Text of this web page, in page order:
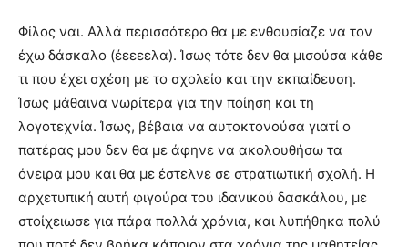
Φίλος ναι. Αλλά περισσότερο θα με ενθουσίαζε να τον
έχω δάσκαλο (έεεεελα). Ίσως τότε δεν θα μισούσα κάθε
τι που έχει σχέση με το σχολείο και την εκπαίδευση.
Ίσως μάθαινα νωρίτερα για την ποίηση και τη
λογοτεχνία. Ίσως, βέβαια να αυτοκτονούσα γιατί ο
πατέρας μου δεν θα με άφηνε να ακολουθήσω τα
όνειρα μου και θα με έστελνε σε στρατιωτική σχολή. Η
αρχετυπική αυτή φιγούρα του ιδανικού δασκάλου, με
στοίχειωσε για πάρα πολλά χρόνια, και λυπήθηκα πολύ